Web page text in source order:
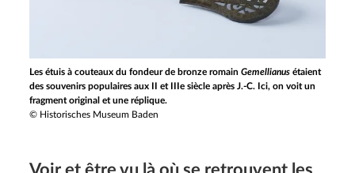
Les étuis à couteaux du fondeur de bronze romainGemellianus étaient
des souvenirs populaires aux II et IIIe siècle après J.-C. Ici, on voit un
fragment original et une réplique.
© Historisches Museum Baden